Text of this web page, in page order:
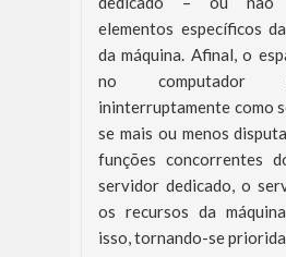
elementos específicos
da máquina. Afinal, o
no computador
ininterruptamente como
se mais ou menos
funções concorrentes
servidor dedicado, o
os recursos da
isso, tornando-se